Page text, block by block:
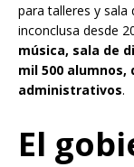
para talleres y sala
inconclusa desde
música, sala de
mil 500
administrativos.
El